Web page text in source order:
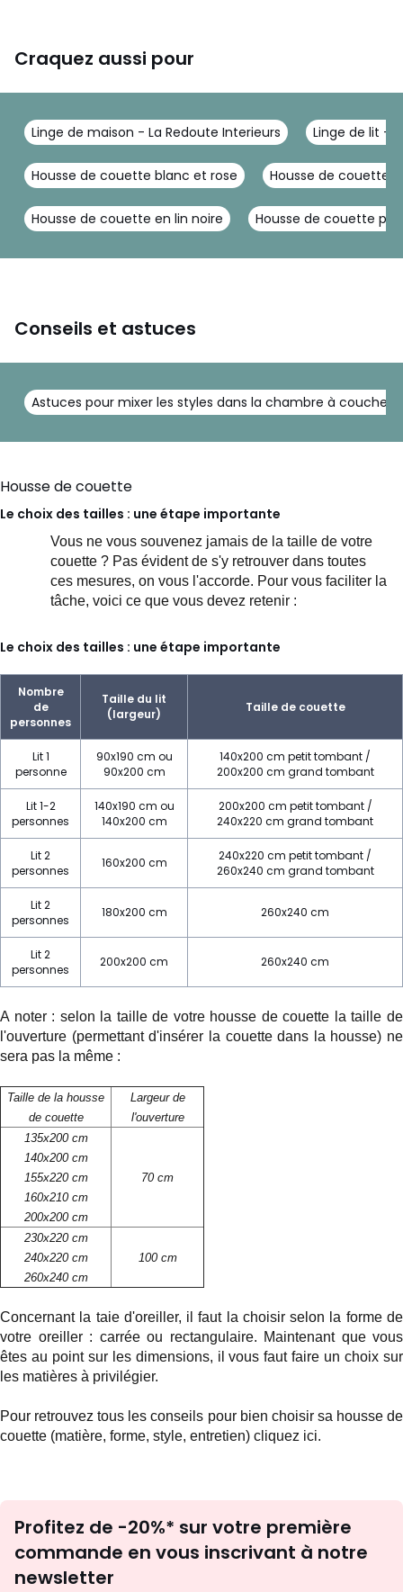
Craquez aussi pour
Linge de maison - La Redoute Interieurs Linge de lit -
Housse de couette blanc et rose Housse de couette
Housse de couette en lin noire Housse de couette
Conseils et astuces
Astuces pour mixer les styles dans la chambre à coucher
Housse de couette
Le choix des tailles : une étape importante
Vous ne vous souvenez jamais de la taille de votre
couette ? Pas évident de s'y retrouver dans toutes
ces mesures, on vous l'accorde. Pour vous faciliter la
tâche, voici ce que vous devez retenir :
Le choix des tailles : une étape importante
Nombre
de
personnes
Taille du lit
(largeur)
Taille de couette
Lit 1
personne
90x190 cm ou
90x200 cm
140x200 cm petit tombant /
200x200 cm grand tombant
Lit 1-2
personnes
140x190 cm ou
140x200 cm
200x200 cm petit tombant /
240x220 cm grand tombant
Lit 2
personnes
160x200 cm
240x220 cm petit tombant /
260x240 cm grand tombant
Lit 2
personnes
180x200 cm 260x240 cm
Lit 2
personnes
200x200 cm 260x240 cm
A noter : selon la taille de votre housse de couette la taille de
l'ouverture (permettant d'insérer la couette dans la housse) ne
sera pas la même :
Taille de la housse
de couette
Largeur de
l'ouverture
135x200 cm
140x200 cm
155x220 cm
160x210 cm
200x200 cm
70 cm
230x220 cm
240x220 cm
260x240 cm
100 cm
Concernant la taie d'oreiller, il faut la choisir selon la forme de
votre oreiller: carrée ou rectangulaire. Maintenant que vous
êtes au point sur les dimensions, il vous faut faire un choix sur
les matières à privilégier.
Pour retrouvez tous les conseils pour bien choisir sa housse de
couette (matière, forme, style, entretien) cliquez ici.
newsletter
Profitez de -20%* sur votre première
commande en vous inscrivant à notre
newsletter